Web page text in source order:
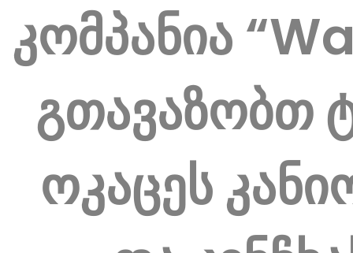
კომპანია
გთავაზობთ
ოკაცეს